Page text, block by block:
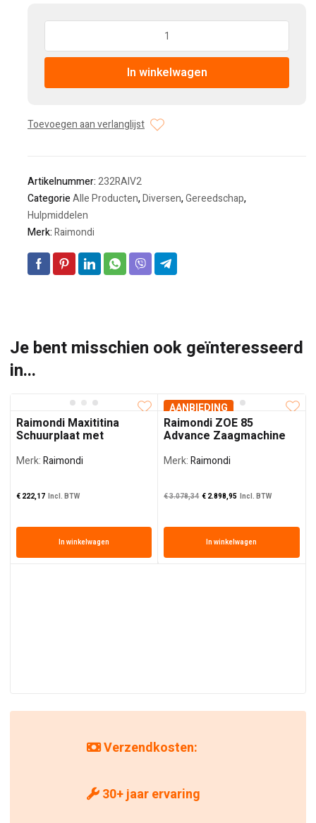
In winkelwagen
Toevoegen aan verlanglijst
Artikelnummer:232RAIV2
CategorieAlle Producten,Diversen,Gereedschap,
Hulpmiddelen
Merk:Raimondi
Je bent misschien ook geïnteresseerd
in...
Raimondi Maxititina
Schuurplaat met
€ 222,17 Incl. BTW
In winkelwagen
Merk:Raimondi
AANBIEDING
Raimondi ZOE 85
Advance Zaagmachine
€3.078,34 Oorspronkelijke
€ 2.898,95De huidige
Incl. BTW
In winkelwagen
Merk:Raimondi
Verzendkosten:
30+ jaar ervaring